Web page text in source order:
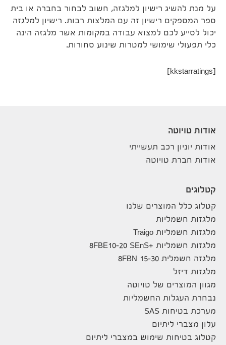
על מנת להשיג רישיון למלגזה, חשוב לבחור בחברה או בית
ספר המספקים רישיון זה עם המלצות רבות. רישיון למלגזה
יכול לסייע לכם למצוא עבודה במקומות אשר מלגזה הינה
כלי תפעולי שימושי למטרות שינוע סחורות.
[kkstarratings]
אודות טויוטה
אודות יוניון רכב תעשייתי
אודות חברת טויוטה
קטלוגים
קטלוג כלל המוצרים שלנו
מלגזות חשמליות
מלגזות חשמליות Traigo
מלגזות חשמליות +8FBE10-20 SEnS
מלגזה חשמלית 8FBN 15-30
מלגזות דיזל
מגוון המוצרים של טויוטה
נבחרת העגלות החשמליות
מערכת בטיחות SAS
עלון מצברי ליתיום
קטלוג בטיחות שימוש במצברי ליתיום